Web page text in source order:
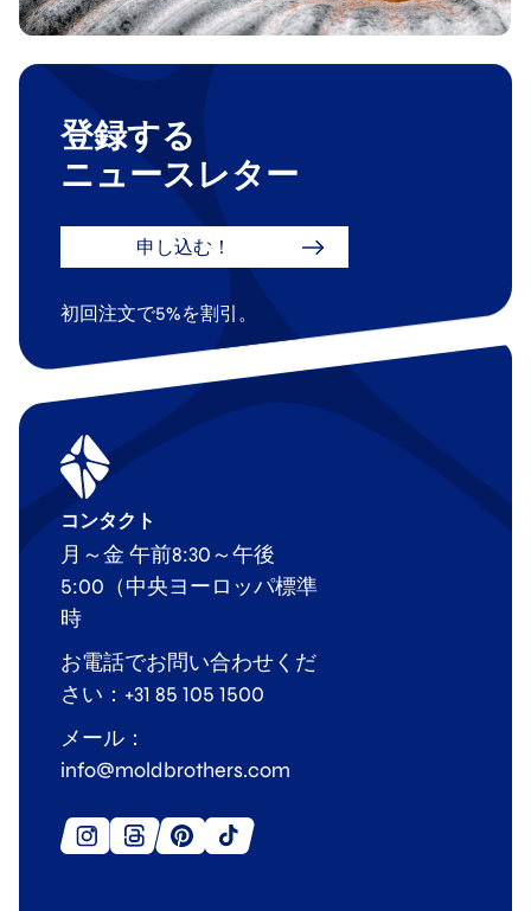
登録する
ニュースレター
申し込む！
初回注文で5%を割引。
コンタクト
月～金 午前8:30～午後
5:00（中央ヨーロッパ標準
時
お電話でお問い合わせくだ
さい：+31 85 105 1500
メール：
info@moldbrothers.com